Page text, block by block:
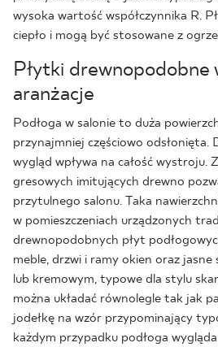
wysoka wartość współczynnika R.
ciepło i mogą być stosowane z
Płytki drewnopodobne
aranżacje
Podłoga w salonie to duża
przynajmniej częściowo
wygląd wpływa na całość wystroju.
gresowych imitujących drewno
przytulnego salonu. Taka
w pomieszczeniach urządzonych
drewnopodobnych płyt
meble, drzwi i ramy okien oraz jasne
lub kremowym, typowe dla stylu
można układać równolegle tak jak
jodełkę na wzór przypominający
każdym przypadku podłoga